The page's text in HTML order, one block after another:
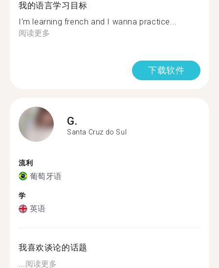
我的语言学习目标
I'm learning french and I wanna practice...
阅读更多
下载软件
G.
Santa Cruz do Sul
流利
葡萄牙语
学
英语
我喜欢谈论的话题
...阅读更多